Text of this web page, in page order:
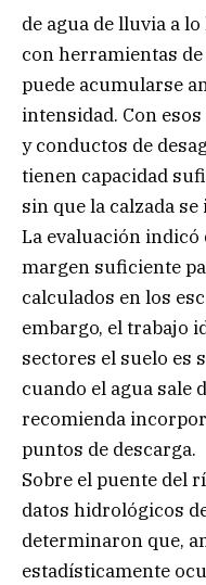
de agua de lluvia a
con herramientas
puede acumularse
intensidad. Con
y conductos de
tienen capacidad
sin que la calzada se
La evaluación indicó
margen suficiente
calculados en los
embargo, el trabajo
sectores el suelo es
cuando el agua sale
recomienda
puntos de descarga.
Sobre el puente del
datos hidrológicos
determinaron que,
estadísticamente